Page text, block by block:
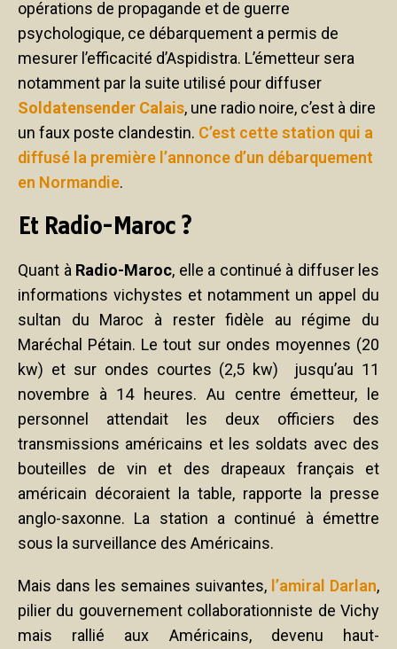
opérations de propagande et de guerre
psychologique, ce débarquement a permis de
mesurer l’efficacité d’Aspidistra. L’émetteur sera
notamment par la suite utilisé pour diffuser
Soldatensender Calais, une radio noire, c’est à dire
un faux poste clandestin. C’est cette station qui a
diffusé la première l’annonce d’un débarquement
en Normandie.
Et Radio-Maroc ?
Quant à Radio-Maroc, elle a continué à diffuser les
informations vichystes et notamment un appel du
sultan du Maroc à rester fidèle au régime du
Maréchal Pétain. Le tout sur ondes moyennes (20
kw) et sur ondes courtes (2,5 kw) jusqu’au 11
novembre à 14 heures. Au centre émetteur, le
personnel attendait les deux officiers des
transmissions américains et les soldats avec des
bouteilles de vin et des drapeaux français et
américain décoraient la table, rapporte la presse
anglo-saxonne. La station a continué à émettre
sous la surveillance des Américains.
Mais dans les semaines suivantes, l’amiral Darlan,
pilier du gouvernement collaborationniste de Vichy
mais rallié aux Américains, devenu haut-